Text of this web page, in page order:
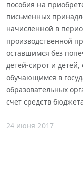
пособия на
письменных
начисленной в
производственной
оставшимся без
детей-сирот и
обучающимся в
образовательных
счет средств
24 июня 2017